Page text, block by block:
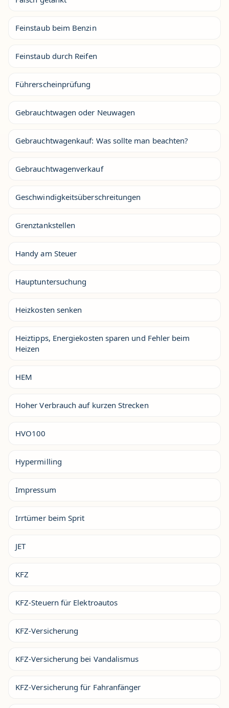
Feinstaub beim Benzin
Feinstaub durch Reifen
Führerscheinprüfung
Gebrauchtwagen oder Neuwagen
Gebrauchtwagenkauf: Was sollte man beachten?
Gebrauchtwagenverkauf
Geschwindigkeitsüberschreitungen
Grenztankstellen
Handy am Steuer
Hauptuntersuchung
Heizkosten senken
Heiztipps, Energiekosten sparen und Fehler beim
Heizen
HEM
Hoher Verbrauch auf kurzen Strecken
HVO100
Hypermilling
Impressum
Irrtümer beim Sprit
JET
KFZ
KFZ-Steuern für Elektroautos
KFZ-Versicherung
KFZ-Versicherung bei Vandalismus
KFZ-Versicherung für Fahranfänger